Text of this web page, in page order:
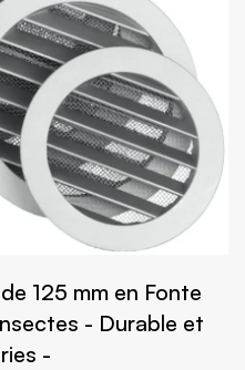
125 mm en Fonte
- Durable et
-